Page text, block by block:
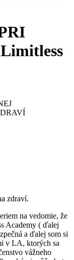
zdraví.
na vedomie, že
Academy ( ďalej
a ďalej som si
v LA, ktorých sa
vážneho